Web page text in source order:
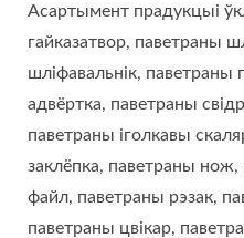
Асартымент прадукцыі
гайказатвор, паветраны
шліфавальнік, паветраны
адвёртка, паветраны
паветраны іголкавы
заклёпка, паветраны нож,
файл, паветраны рэзак,
паветраны цвікар,